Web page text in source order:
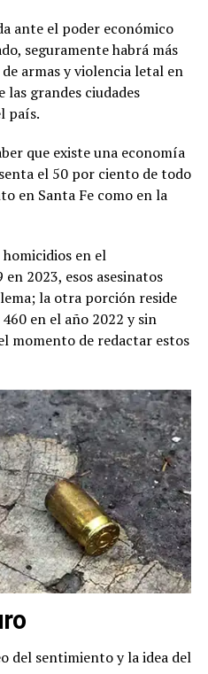
ante el poder económico
seguramente habrá más
armas y violencia letal en
grandes ciudades
país.
que existe una economía
el 50 por ciento de todo
en Santa Fe como en la
en el
2023, esos asesinatos
la otra porción reside
en el año 2022 y sin
momento de redactar estos
del sentimiento y la idea del